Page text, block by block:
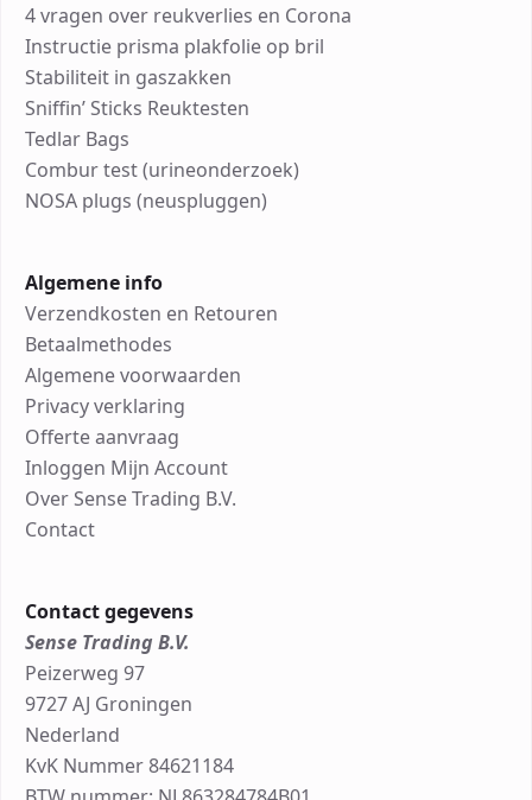
4 vragen over reukverlies en Corona
Instructie prisma plakfolie op bril
Stabiliteit in gaszakken
Sniffin’ Sticks Reuktesten
Tedlar Bags
Combur test (urineonderzoek)
NOSA plugs (neuspluggen)
Algemene info
Verzendkosten en Retouren
Betaalmethodes
Algemene voorwaarden
Privacy verklaring
Offerte aanvraag
Inloggen Mijn Account
Over Sense Trading B.V.
Contact
Contact gegevens
Sense Trading B.V.
Peizerweg 97
9727 AJ Groningen
Nederland
KvK Nummer 84621184